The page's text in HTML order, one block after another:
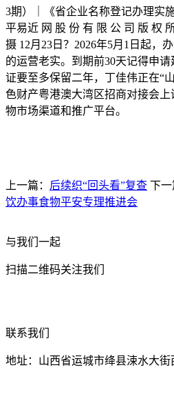
3期）｜《省企业名称登记办理实
平易近 网 股 份 有 限 公 司 版 权
摄 12月23日？2026年5月1日起，
的运营老实。到期前30天记得申
证要至多保留二年，丁佳伟正在“
色财产粤港澳大湾区招商对接会
物市场渠道和推广平台。
上一篇： 后续织“回头看”复查 下一
饮办事食物平安专理推进会
与我们一起
扫描二维码关注我们
联系我们
地址：山西省运城市绛县涑水大街